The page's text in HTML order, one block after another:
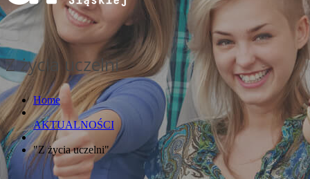
Z życia uczelni
Home
AKTUALNOŚCI
"Z życia uczelni"